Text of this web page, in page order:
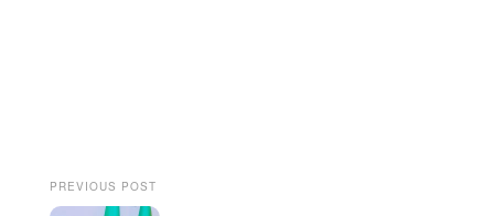
PREVIOUS POST